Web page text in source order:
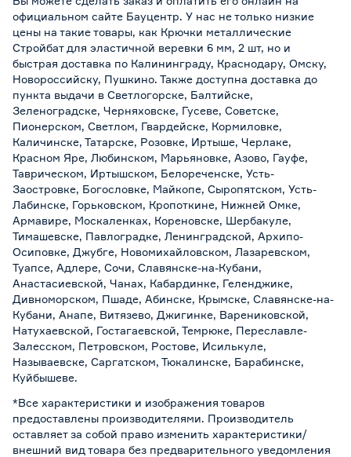
официальном сайте Бауцентр. У нас не только низкие
цены на такие товары, как Крючки металлические
Стройбат для эластичной веревки 6 мм, 2 шт, но и
быстрая доставка по Калининграду, Краснодару, Омску,
Новороссийску, Пушкино. Также доступна доставка до
пункта выдачи в Светлогорске, Балтийске,
Зеленоградске, Черняховске, Гусеве, Советске,
Пионерском, Светлом, Гвардейске, Кормиловке,
Каличинске, Татарске, Розовке, Иртыше, Черлаке,
Красном Яре, Любинском, Марьяновке, Азово, Гауфе,
Таврическом, Иртышском, Белореченске, Усть-
Заостровке, Богословке, Майкопе, Сыропятском, Усть-
Лабинске, Горьковском, Кропоткине, Нижней Омке,
Армавире, Москаленках, Кореновске, Шербакуле,
Тимашевске, Павлоградке, Ленинградской, Архипо-
Осиповке, Джубге, Новомихайловском, Лазаревском,
Туапсе, Адлере, Сочи, Славянске-на-Кубани,
Анастасиевской, Чанах, Кабардинке, Геленджике,
Дивноморском, Пшаде, Абинске, Крымске, Славянске-на-
Кубани, Анапе, Витязево, Джигинке, Варениковской,
Натухаевской, Гостагаевской, Темрюке, Переславле-
Залесском, Петровском, Ростове, Исилькуле,
Называевске, Саргатском, Тюкалинске, Барабинске,
Куйбышеве.
*Все характеристики и изображения товаров
предоставлены производителями. Производитель
оставляет за собой право изменить характеристики/
внешний вид товара без предварительного уведомления